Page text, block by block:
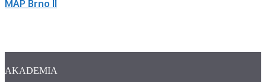
MAP Brno II
AKADEMIA